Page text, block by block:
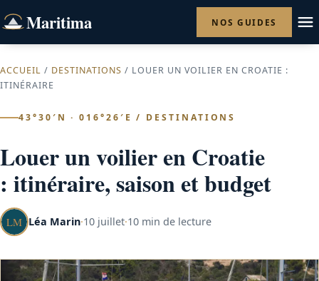
Maritima NOS GUIDES
ACCUEIL / DESTINATIONS / LOUER UN VOILIER EN CROATIE :
ITINÉRAIRE
43°30′N · 016°26′E / DESTINATIONS
Louer un voilier en Croatie
: itinéraire, saison et budget
Léa Marin·10 juillet·10 min de lecture